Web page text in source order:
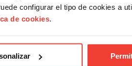
configurar el tipo de cookies a
de cookies.
pensiones en la Constitución